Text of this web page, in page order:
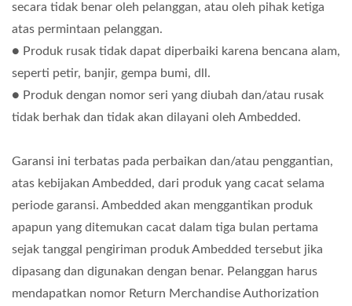
secara tidak benar oleh pelanggan, atau oleh pihak ketiga
atas permintaan pelanggan.
● Produk rusak tidak dapat diperbaiki karena bencana alam,
seperti petir, banjir, gempa bumi, dll.
● Produk dengan nomor seri yang diubah dan/atau rusak
tidak berhak dan tidak akan dilayani oleh Ambedded.
Garansi ini terbatas pada perbaikan dan/atau penggantian,
atas kebijakan Ambedded, dari produk yang cacat selama
periode garansi. Ambedded akan menggantikan produk
apapun yang ditemukan cacat dalam tiga bulan pertama
sejak tanggal pengiriman produk Ambedded tersebut jika
dipasang dan digunakan dengan benar. Pelanggan harus
mendapatkan nomor Return Merchandise Authorization